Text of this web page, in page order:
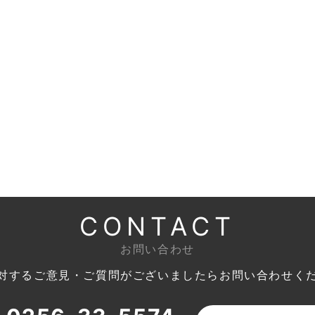
CONTACT
お問い合わせ
するご意見・ご質問がございましたら お問い合わせく